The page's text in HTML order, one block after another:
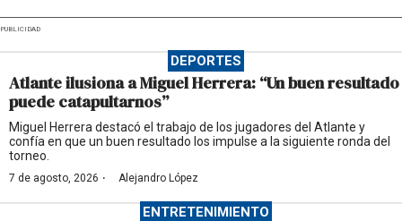
PUBLICIDAD
DEPORTES
Atlante ilusiona a Miguel Herrera: “Un buen resultado
puede catapultarnos”
Miguel Herrera destacó el trabajo de los jugadores del Atlante y
confía en que un buen resultado los impulse a la siguiente ronda del
torneo.
7 de agosto, 2026 · Alejandro López
ENTRETENIMIENTO